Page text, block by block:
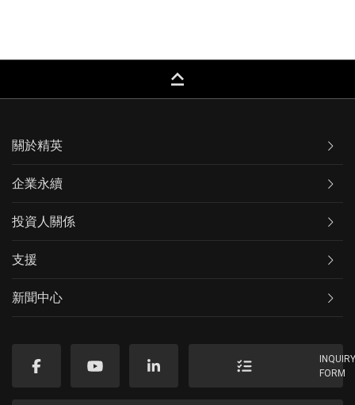
keyboard_capslock
關於精英
企業永續
投資人關係
支援
新聞中心
FORM